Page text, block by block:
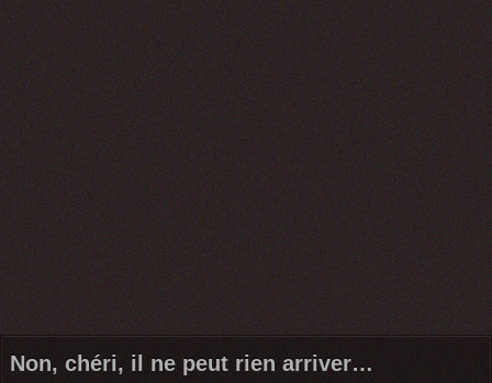
Non, chéri, il ne peut rien arriver…